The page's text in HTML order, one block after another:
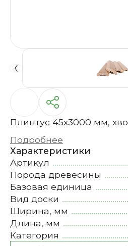
Плинтус 45х3000 мм,
Подробнее
Характеристики
Артикул
Порода древесины
Базовая единица
Вид доски
Ширина, мм
Длина, мм
Категория